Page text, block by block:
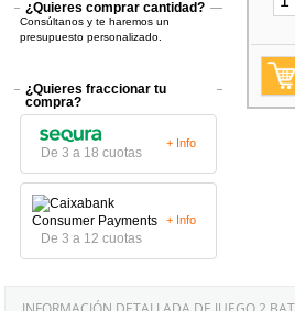
¿Quieres comprar cantidad?
Consúltanos y te haremos un
presupuesto personalizado.
¿Quieres fraccionar tu
compra?
De 3 a 18 cuotas
+ Info
De 3 a 12 cuotas
+ Info